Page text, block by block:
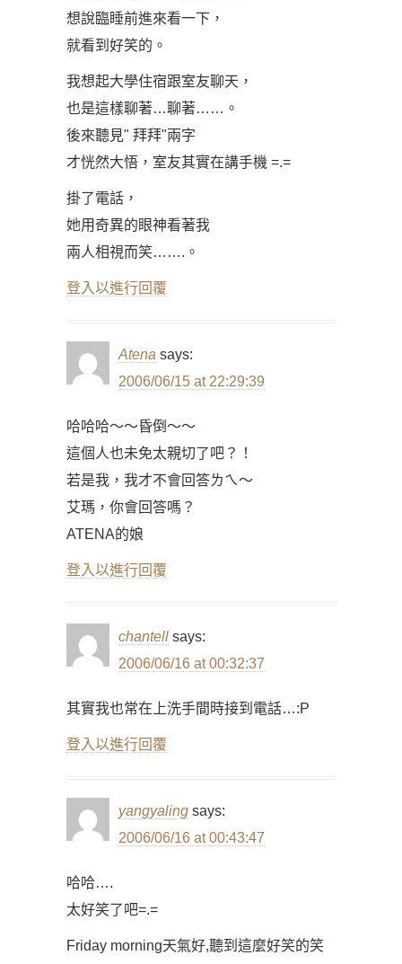
想說臨睡前進來看一下，
就看到好笑的。
我想起大學住宿跟室友聊天，
也是這樣聊著…聊著……。
後來聽見" 拜拜"兩字
才恍然大悟，室友其實在講手機 =.=
掛了電話，
她用奇異的眼神看著我
兩人相視而笑…….。
登入以進行回覆
Atena says:
2006/06/15 at 22:29:39
哈哈哈～～昏倒～～
這個人也未免太親切了吧？！
若是我，我才不會回答ㄌㄟ～
艾瑪，你會回答嗎？
ATENA的娘
登入以進行回覆
chantell says:
2006/06/16 at 00:32:37
其實我也常在上洗手間時接到電話…:P
登入以進行回覆
yangyaling says:
2006/06/16 at 00:43:47
哈哈….
太好笑了吧=.=
Friday morning天氣好,聽到這麼好笑的笑